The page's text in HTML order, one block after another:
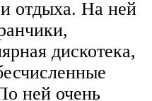
отдыха. На ней
дискотека,
ней очень